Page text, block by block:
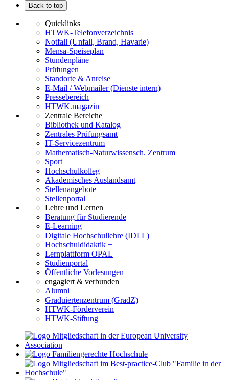
Back to top
Quicklinks
HTWK-Telefonverzeichnis
Notfall (Unfall, Brand, Havarie)
Mensa-Speiseplan
Stundenpläne
Prüfungen
Standorte & Anreise
E-Mail / Webmailer (Dienste intern)
Pressebereich
HTWK.magazin
Zentrale Bereiche
Bibliothek und Katalog
Zentrales Prüfungsamt
IT-Servicezentrum
Mathematisch-Naturwissensch. Zentrum
Sport
Hochschulkolleg
Akademisches Auslandsamt
Stellenangebote
Stellenportal
Lehre und Lernen
Beratung für Studierende
E-Learning
Digitale Hochschullehre (IDLL)
Hochschuldidaktik +
Lernplattform OPAL
Studienportal
Öffentliche Vorlesungen
engagiert & verbunden
Alumni
Graduiertenzentrum (GradZ)
HTWK-Förderverein
HTWK-Stiftung